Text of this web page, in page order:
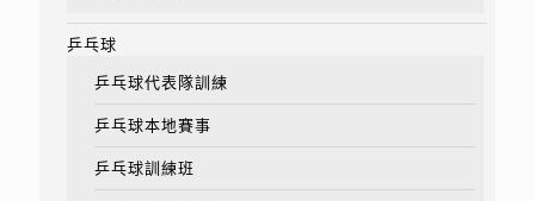
乒乓球
乒乓球代表隊訓練
乒乓球本地賽事
乒乓球訓練班